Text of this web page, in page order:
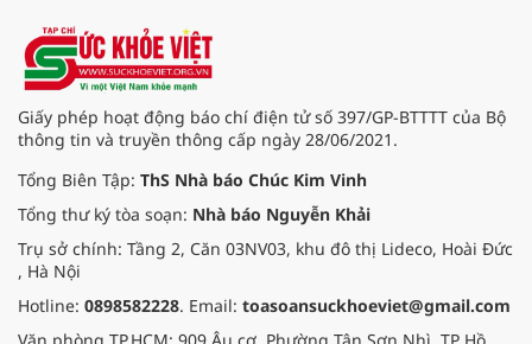
Giấy phép hoạt động báo chí điện tử số 397/GP-BTTTT của Bộ
thông tin và truyền thông cấp ngày 28/06/2021.
Tổng Biên Tập: ThS Nhà báo Chúc Kim Vinh
Tổng thư ký tòa soạn: Nhà báo Nguyễn Khải
Trụ sở chính: Tầng 2, Căn 03NV03, khu đô thị Lideco, Hoài Đức
, Hà Nội
Hotline: 0898582228. Email: toasoansuckhoeviet@gmail.com